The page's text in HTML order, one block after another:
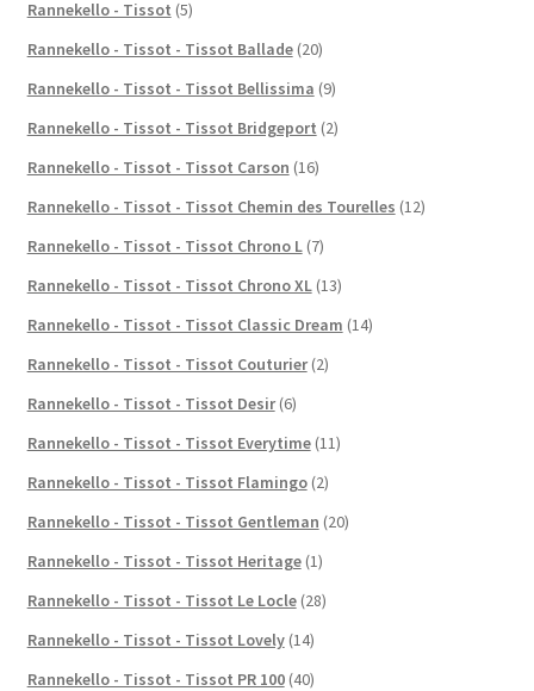
Rannekello - Tissot (5)
Rannekello - Tissot - Tissot Ballade (20)
Rannekello - Tissot - Tissot Bellissima (9)
Rannekello - Tissot - Tissot Bridgeport (2)
Rannekello - Tissot - Tissot Carson (16)
Rannekello - Tissot - Tissot Chemin des Tourelles (12)
Rannekello - Tissot - Tissot Chrono L (7)
Rannekello - Tissot - Tissot Chrono XL (13)
Rannekello - Tissot - Tissot Classic Dream (14)
Rannekello - Tissot - Tissot Couturier (2)
Rannekello - Tissot - Tissot Desir (6)
Rannekello - Tissot - Tissot Everytime (11)
Rannekello - Tissot - Tissot Flamingo (2)
Rannekello - Tissot - Tissot Gentleman (20)
Rannekello - Tissot - Tissot Heritage (1)
Rannekello - Tissot - Tissot Le Locle (28)
Rannekello - Tissot - Tissot Lovely (14)
Rannekello - Tissot - Tissot PR 100 (40)